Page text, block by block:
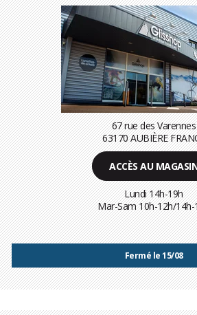
67 rue des Varennes
63170 AUBIÈRE
ACCÈS AU
Lundi 14h-19h
Mar-Sam 10h-12h/14h-
Fermé le 15/08